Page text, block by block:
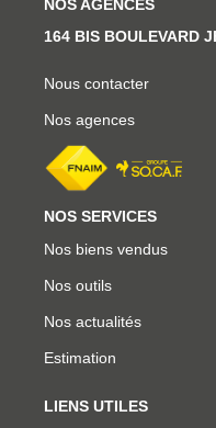
NOS AGENCES
164 BIS BOULEVARD
Nous contacter
Nos agences
NOS SERVICES
Nos biens vendus
Nos outils
Nos actualités
Estimation
LIENS UTILES